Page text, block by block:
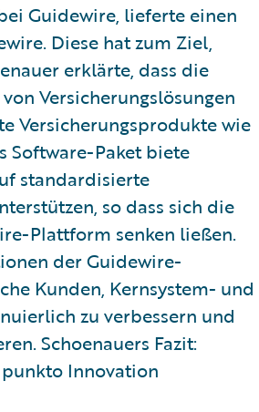
Guidewire, lieferte einen
Diese hat zum Ziel,
erklärte, dass die
Versicherungslösungen
Versicherungsprodukte wie
Software-Paket biete
standardisierte
so dass sich die
Plattform senken ließen.
der Guidewire-
Kunden, Kernsystem- und
zu verbessern und
Schoenauers Fazit:
Innovation